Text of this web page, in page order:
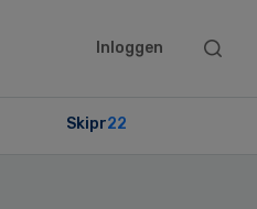
Inloggen
Search
Skipr22